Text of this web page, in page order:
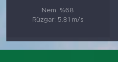
Nem: %68
Rüzgar: 5.81 m/s